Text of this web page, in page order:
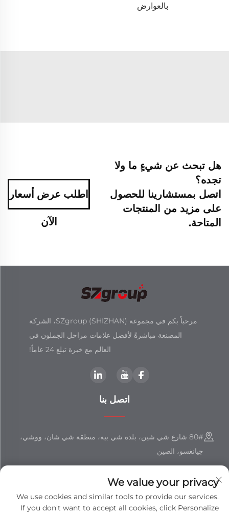
بالعوارض
هل تبحث عن شيءٍ ما ولا
تجده؟
اتصل بمستشارينا للحصول
على مزيد من المنتجات
المتاحة.
اطلب عرض أسعار
الآن
مرحباً بكم في مجموعة SZgroup (SHIZHAN)، الشركة
المصنعة مباشرةً لأفضل علامات مراحل الجملون في
العالم مع خبرة تبلغ 24 عاماً!
اتصل بنا
80# شارع شي شين، بلدة شي بيه، منطقة شي شان، ووشي،
جيانغسو، الصين
[email protected]
We value your privacy
We use cookies and similar tools to provide our services.
If you don't want to accept all cookies, click Personalize